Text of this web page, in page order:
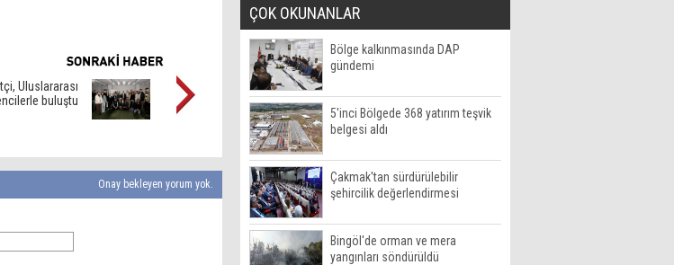
Uluslararası
buluştu
Onay bekleyen yorum yok.
ÇOK OKUNANLAR
Bölge kalkınmasında DAP
gündemi
5'inci Bölgede 368 yatırım teşvik
belgesi aldı
Çakmak'tan sürdürülebilir
şehircilik değerlendirmesi
Bingöl'de orman ve mera
yangınları söndürüldü